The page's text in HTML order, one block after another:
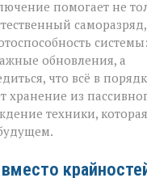
помогает не
обновления, а
что всё в
хранение из
техники,